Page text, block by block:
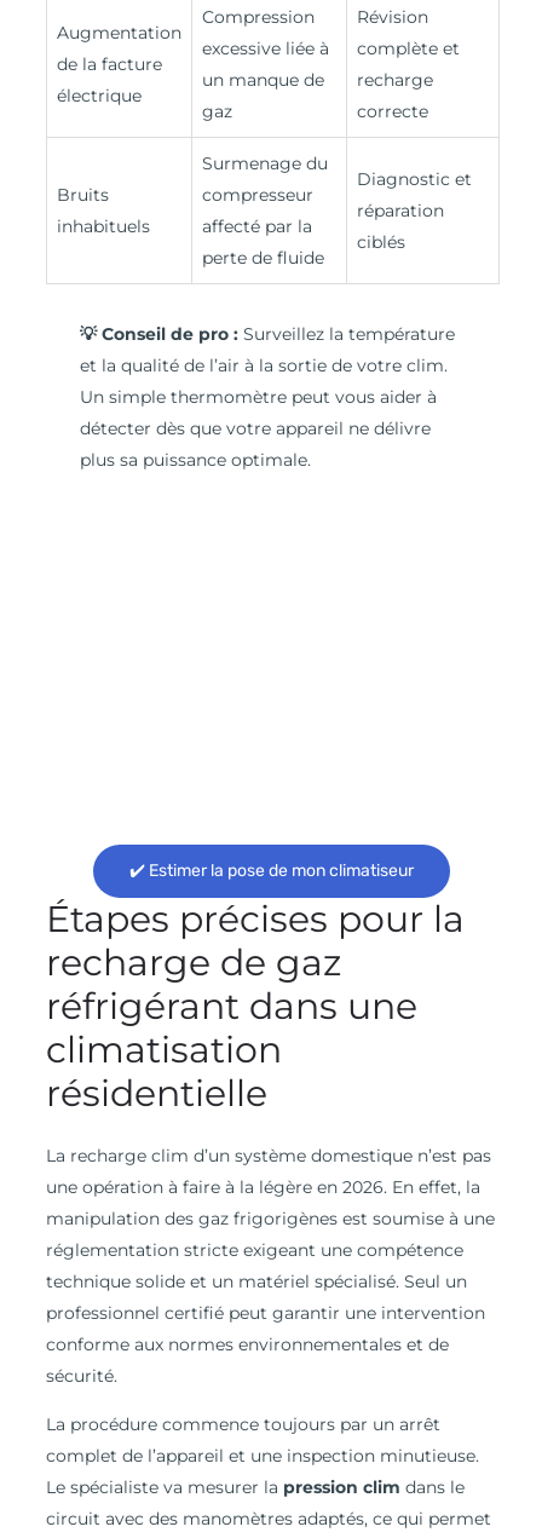
Augmentation
de la facture
électrique
Compression
excessive liée à
un manque de
gaz
Révision
complète et
recharge
correcte
Bruits
inhabituels
Surmenage du
compresseur
affecté par la
perte de fluide
Diagnostic et
réparation
ciblés
💡 Conseil de pro : Surveillez la température
et la qualité de l’air à la sortie de votre clim.
Un simple thermomètre peut vous aider à
détecter dès que votre appareil ne délivre
plus sa puissance optimale.
✔️ Estimer la pose de mon climatiseur
Étapes précises pour la
recharge de gaz
réfrigérant dans une
climatisation
résidentielle
La recharge clim d’un système domestique n’est pas
une opération à faire à la légère en 2026. En effet, la
manipulation des gaz frigorigènes est soumise à une
réglementation stricte exigeant une compétence
technique solide et un matériel spécialisé. Seul un
professionnel certifié peut garantir une intervention
conforme aux normes environnementales et de
sécurité.
La procédure commence toujours par un arrêt
complet de l’appareil et une inspection minutieuse.
Le spécialiste va mesurer la pression clim dans le
circuit avec des manomètres adaptés, ce qui permet